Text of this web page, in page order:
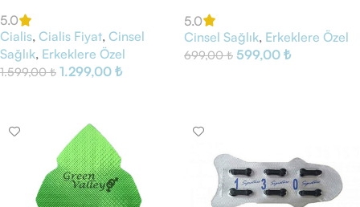
5.0
Cialis, Cialis Fiyat, Cinsel
Sağlık, Erkeklere Özel
1.599,00₺ 1.299,00 ₺
5.0
Cinsel Sağlık, Erkeklere Özel
699,00₺ 599,00 ₺